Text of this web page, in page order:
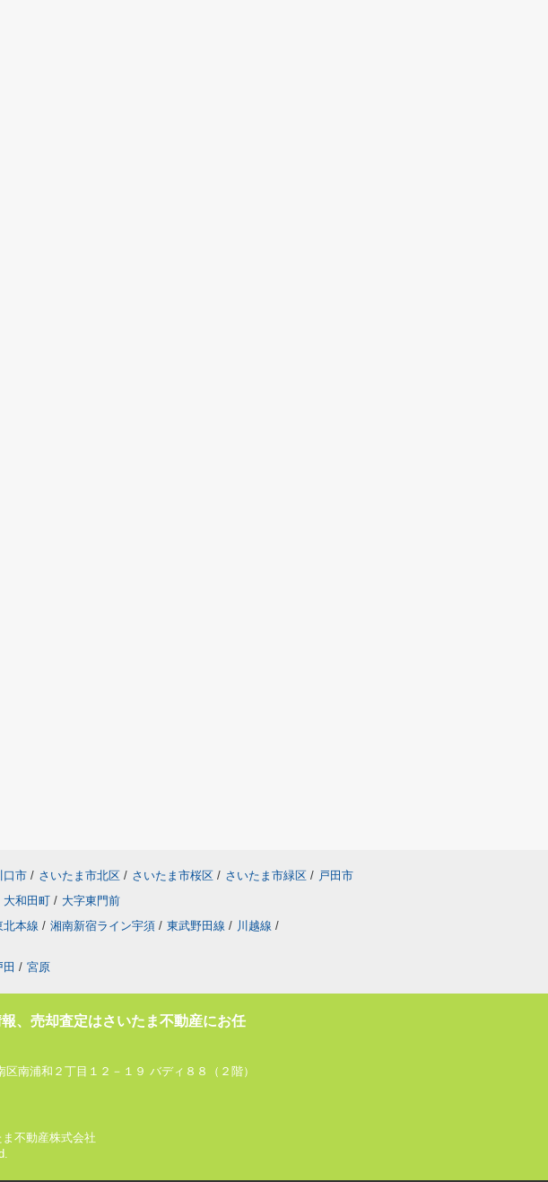
口市 / さいたま市北区 / さいたま市桜区 / さいたま市緑区 / 戸田市
大和田町 / 大字東門前
北本線 / 湘南新宿ライン宇須 / 東武野田線 / 川越線 /
田 / 宮原
、売却査定はさいたま不動産にお任
区南浦和２丁目１２－１９ バディ８８（２階）
不動産株式会社